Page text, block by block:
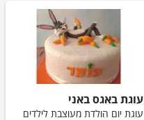
עוגת באגס באני
עוגת יום הולדת מעוצבת לילדים